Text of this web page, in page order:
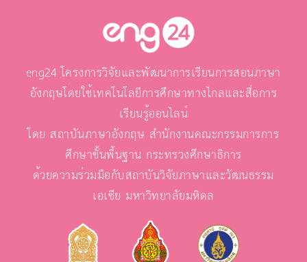
eng24 โครงการวิจัยและพัฒนาการเรียนการสอนภาษา
อังกฤษโดยใช้เทคโนโลยีการศึกษาทางไกลและสื่อการ
เรียนรู้ออนไลน์
โดย สถาบันภาษาอังกฤษ สำนักงานคณะกรรมการการ
ศึกษาขั้นพื้นฐาน กระทรวงศึกษาธิการ
ด้วยความร่วมมือกับสถาบันวิจัยภาษาและวัฒนธรรม
เอเชีย มหาวิทยาลัยมหิดล